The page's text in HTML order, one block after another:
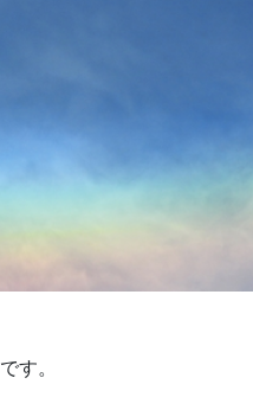
す。